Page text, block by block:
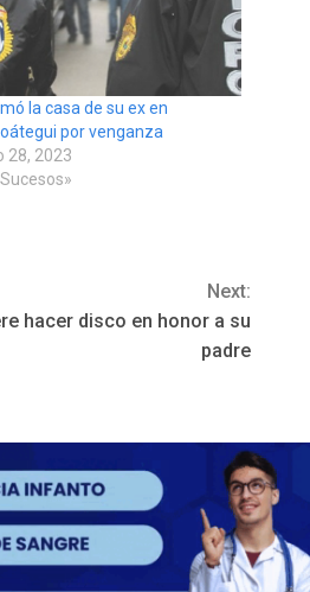
la casa de su ex en
por venganza
28, 2023
Next:
hacer disco en honor a su
padre